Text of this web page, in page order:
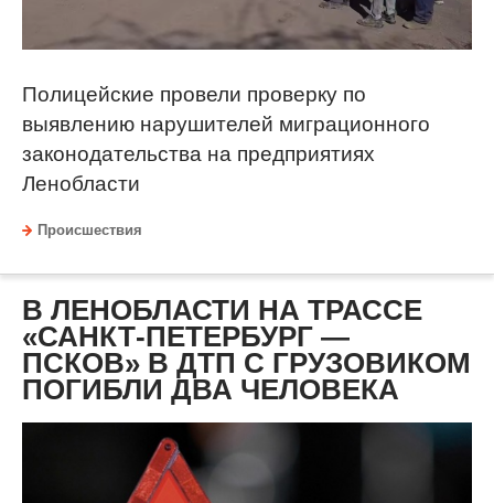
Полицейские провели проверку по
выявлению нарушителей миграционного
законодательства на предприятиях
Ленобласти
Происшествия
В ЛЕНОБЛАСТИ НА ТРАССЕ
«САНКТ-ПЕТЕРБУРГ —
ПСКОВ» В ДТП С ГРУЗОВИКОМ
ПОГИБЛИ ДВА ЧЕЛОВЕКА